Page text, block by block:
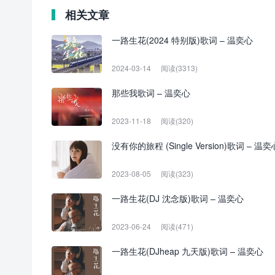
相关文章
一路生花(2024 特别版)歌词 – 温奕心
2024-03-14 阅读(3313)
那些我歌词 – 温奕心
2023-11-18 阅读(320)
没有你的旅程 (Single Version)歌词 – 温奕
2023-08-05 阅读(323)
一路生花(DJ 沈念版)歌词 – 温奕心
2023-06-24 阅读(471)
一路生花(DJheap 九天版)歌词 – 温奕心